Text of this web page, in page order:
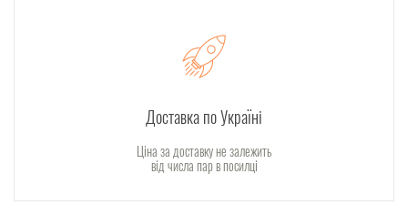
Доставка по Україні
Ціна за доставку не залежить
від числа пар в посилці